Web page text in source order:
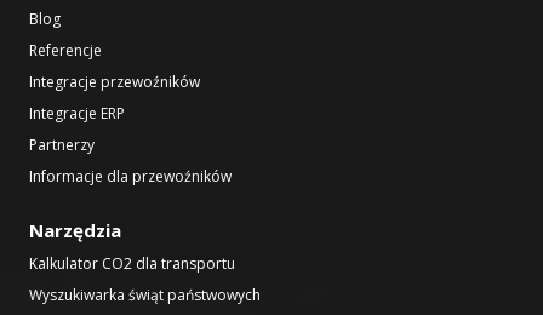
Blog
Referencje
Integracje przewoźników
Integracje ERP
Partnerzy
Informacje dla przewoźników
Narzędzia
Kalkulator CO2 dla transportu
Wyszukiwarka świąt państwowych